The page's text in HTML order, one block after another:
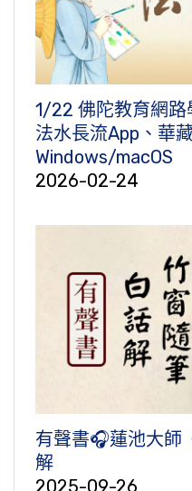
1/22 佛陀教育網路
法水長流App、華
Windows/macOS
2026-02-24
有聲書🎧蓮池大師
解
2025-09-26